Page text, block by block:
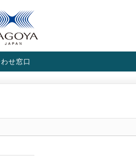
せ窓口